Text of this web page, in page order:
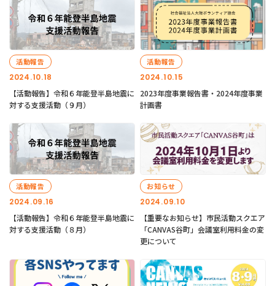
2024.10.18
活動報告
【活動報告】令和６年能登半島地震に
対する支援活動（９月）
2024.10.15
活動報告
2023年度事業報告書・2024年度事業
計画書
2024.09.16
活動報告
【活動報告】令和６年能登半島地震に
対する支援活動（８月）
2024.09.10
お知らせ
【重要なお知らせ】市民活動スクエア
「CANVAS谷町」会議室利用料金の変
更について